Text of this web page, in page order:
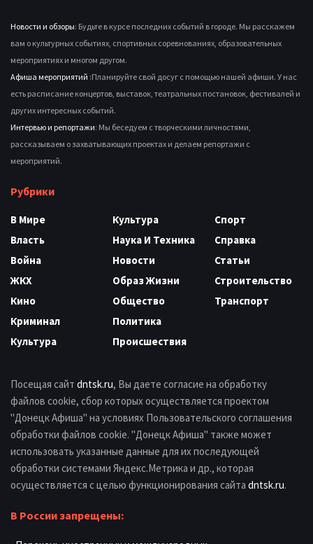
Новости и обзоры: Будьте в курсе последних событий в городе. Мы расскажем
вам о культурных событиях, спортивных соревнованиях, образовательных
мероприятиях и многом другом.
Афиша мероприятий :Планируйте свой досуг с помощью нашей афиши. У нас
есть расписание концертов, выставок, театральных постановок, фестивалей и
других интересных событий.
Интервью и репортажи: Мы беседуем с творческими личностями,
рассказываем о захватывающих проектах и делаем репортажи с
мероприятий.
Рубрики
В Мире
Власть
Война
ЖКХ
Кино
Криминал
Культура
Культура
Наука И Техника
Новости
Образ Жизни
Общество
Политика
Происшествия
Спорт
Справка
Статьи
Строительство
Транспорт
Посещая сайт dntsk.ru, Вы даете согласие на обработку
файлов cookie, сбор которых осуществляется проектом
"Донецк Афиша" на условиях Пользовательского соглашения
обработки файлов cookie. "Донецк Афиша" также может
использовать указанные данные для их последующей
обработки системами Яндекс.Метрика и др., которая
осуществляется с целью функционирования сайта dntsk.ru.
В России запрещены: